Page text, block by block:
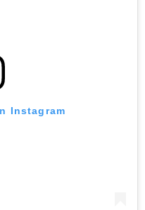
Instagram